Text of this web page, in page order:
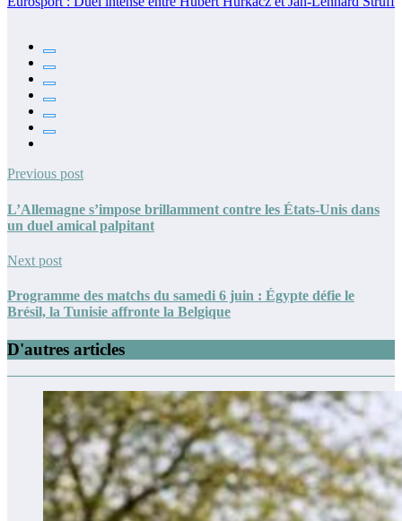
Previous post
L’Allemagne s’impose brillamment contre les États-Unis dans
un duel amical palpitant
Next post
Programme des matchs du samedi 6 juin : Égypte défie le
Brésil, la Tunisie affronte la Belgique
D'autres articles